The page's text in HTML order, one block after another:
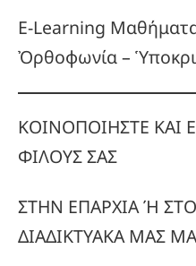
E-Learning
Ὀρθοφωνία –
ΚΟΙΝΟΠΟΙΗΣΤΕ ΚΑΙ
ΦΙΛΟΥΣ ΣΑΣ
ΣΤΗΝ ΕΠΑΡΧΙΑ Ή
ΔΙΑΔΙΚΤΥΑΚΑ ΜΑΣ